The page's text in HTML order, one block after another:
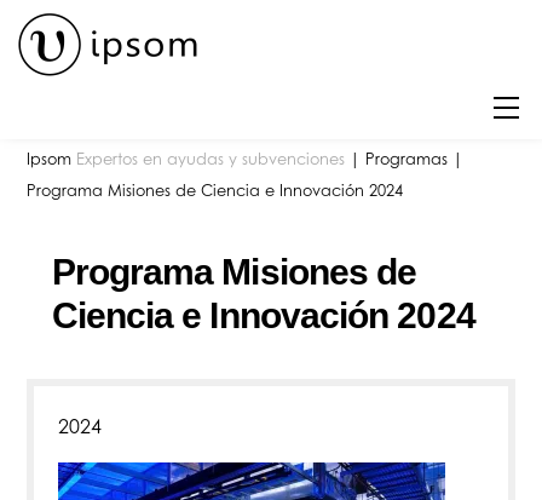
Skip
content
Ipsom Expertos en ayudas y subvenciones Programas
Programa Misiones de Ciencia e Innovación 2024
Programa Misiones de
Ciencia e Innovación 2024
2024